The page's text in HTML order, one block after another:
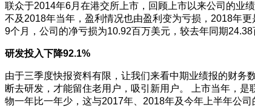
联众于2014年6月在港交所上市，回顾上市以来公司的业
不及2018年当年，盈利情况也由盈利变为亏损，2018年
9个月，公司的净亏损为10.92百万美元，较去年同期
研发投入下降92.1%
由于三季度快报资料有限，让我们来看中期业绩报的财务
断去研发，才能留住老用户，吸引新用户。
上市当年，是
物一年比一年少，这与2017年、2018年及今年上半年公